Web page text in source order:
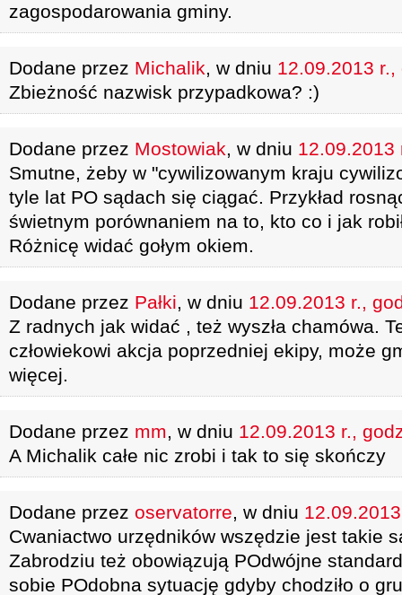
zagospodarowania gminy.
Dodane przez Michalik, w dniu 12.09.2013
Zbieżność nazwisk przypadkowa? :)
Dodane przez Mostowiak, w dniu 12.09.2013
Smutne, żeby w "cywilizowanym kraju
tyle lat PO sądach się ciągać. Przykład
świetnym porównaniem na to, kto co i jak
Różnicę widać gołym okiem.
Dodane przez Pałki, w dniu 12.09.2013 r.,
Z radnych jak widać , też wyszła chamówa.
człowiekowi akcja poprzedniej ekipy, może
więcej.
Dodane przez mm, w dniu 12.09.2013 r.,
A Michalik całe nic zrobi i tak to się skończy
Dodane przez oservatorre, w dniu
Cwaniactwo urzędników wszędzie jest takie
Zabrodziu też obowiązują POdwójne
sobie POdobna sytuację gdyby chodziło o